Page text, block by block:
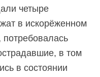
четыре
в искорёженном
потребовалась
в том
в состоянии